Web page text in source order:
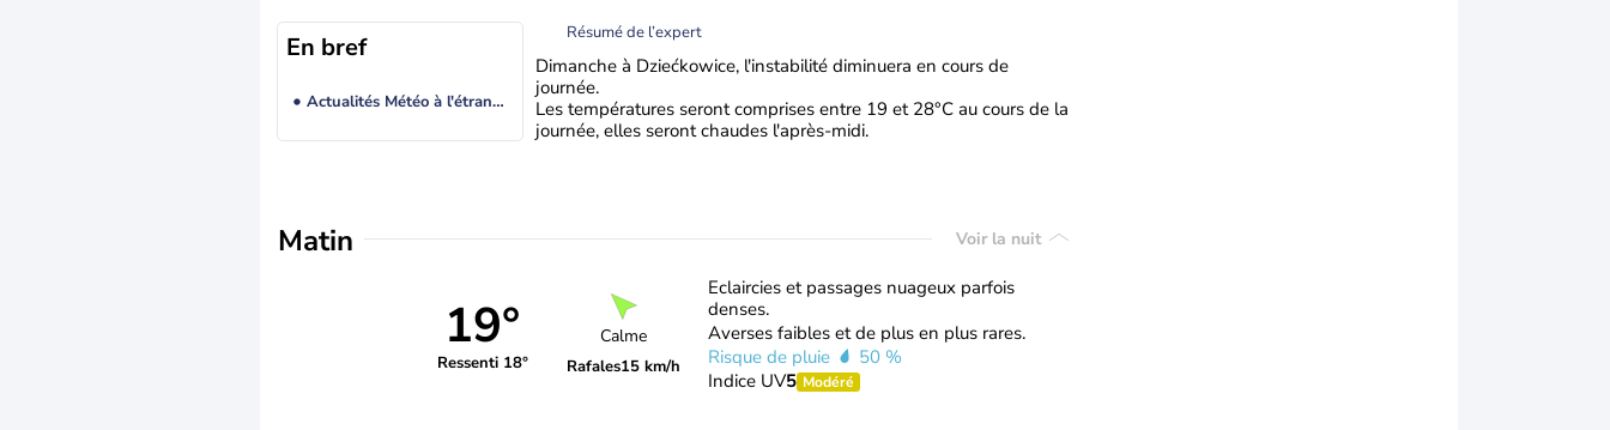
En bref
Actualités Météo à l'étranger
Résumé de l’expert
Dimanche à Dziećkowice, l'instabilité diminuera en cours de
journée.
Les températures seront comprises entre 19 et 28°C au cours de la
journée, elles seront chaudes l'après-midi.
Matin Voir la nuit
19°
Ressenti 18°
Calme
Rafales15 km/h
Eclaircies et passages nuageux parfois
denses.
Averses faibles et de plus en plus rares.
Risque de pluie
50 %
Indice UV5 Modéré